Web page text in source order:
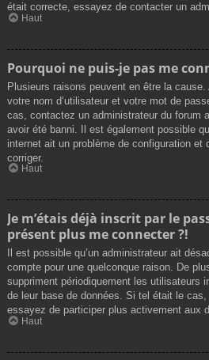
était correcte, essayez de contacter un
Haut
Pourquoi ne puis-je pas me
Plusieurs raisons peuvent en être la
votre nom d’utilisateur et votre mot de
cas, contactez un administrateur du forum
avoir été banni. Il est également possible
internet ait un problème de configuration et
corriger.
Haut
Je m’étais déjà inscrit par le
présent plus me connecter ?!
Il est possible qu’un administrateur ait
compte pour une quelconque raison. De
suppriment périodiquement les utilisateurs
de leur base de données. Si tel était le
essayez de participer plus activement aux
Haut